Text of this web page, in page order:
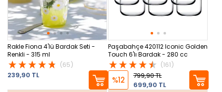
Rakle Fiona 4'lü Bardak Seti -
Renkli - 315 ml
(65)
239,90 TL
Paşabahçe 420112 Iconic Golden
Touch 6'lı Bardak - 280 cc
(161)
%12
799,90 TL
699,90 TL